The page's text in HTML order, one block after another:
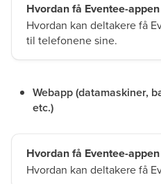
Hvordan få Eventee-
Hvordan kan deltakere få
til telefonene sine.
Webapp (datamaskiner,
etc.)
Hvordan få Eventee-
Hvordan kan deltakere få